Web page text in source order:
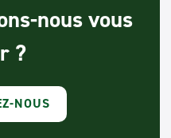
nous vous
?
NOUS